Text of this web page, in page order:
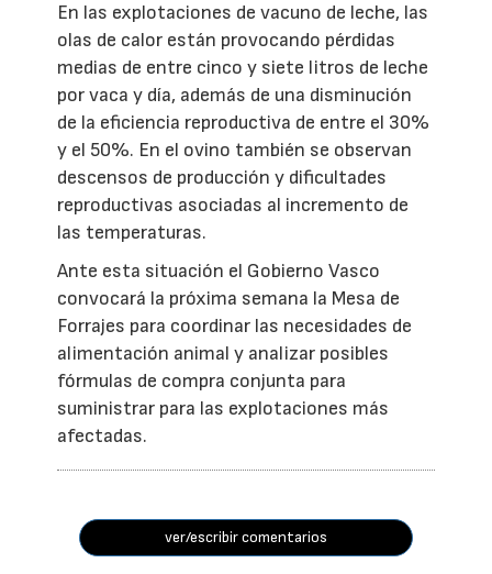
En las explotaciones de vacuno de leche, las
olas de calor están provocando pérdidas
medias de entre cinco y siete litros de leche
por vaca y día, además de una disminución
de la eficiencia reproductiva de entre el 30%
y el 50%. En el ovino también se observan
descensos de producción y dificultades
reproductivas asociadas al incremento de
las temperaturas.
Ante esta situación el Gobierno Vasco
convocará la próxima semana la Mesa de
Forrajes para coordinar las necesidades de
alimentación animal y analizar posibles
fórmulas de compra conjunta para
suministrar para las explotaciones más
afectadas.
ver/escribir comentarios